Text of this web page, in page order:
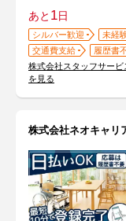
あと 1日
シルバー歓迎 未経
交通費支給
履歴書
株式会社スタッフサー
を見る
株式会社ネオキャ